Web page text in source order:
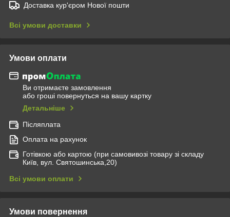
Доставка кур'єром Нової пошти
Всі умови доставки
Умови оплати
Ви отримаєте замовлення
або гроші повернуться на вашу картку
Детальніше
Післяплата
Оплата на рахунок
Готівкою або картою (при самовивозі товару зі складу
Київ, вул. Святошинська,20)
Всі умови оплати
Умови повернення